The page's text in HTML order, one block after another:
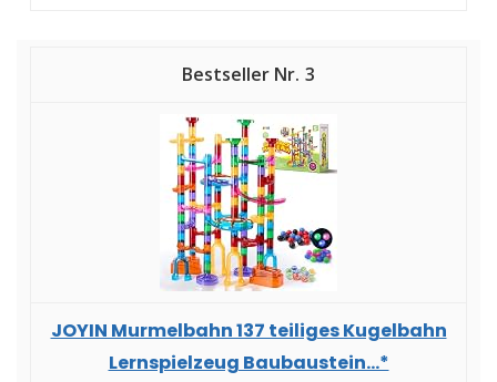
3
JOYIN Murmelbahn 137 teiliges Kugelbahn
Lernspielzeug Baubaustein...*